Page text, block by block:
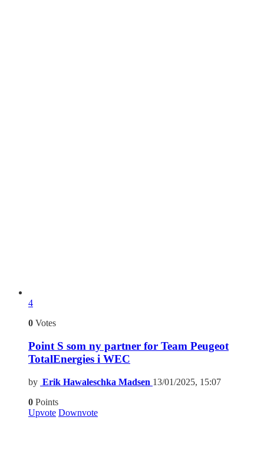
4
0 Votes
Point S som ny partner for Team Peugeot
TotalEnergies i WEC
by Erik Hawaleschka Madsen 13/01/2025, 15:07
0 Points
Upvote Downvote